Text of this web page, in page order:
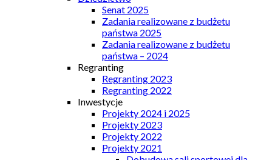
Senat 2025
Zadania realizowane z budżetu
państwa 2025
Zadania realizowane z budżetu
państwa – 2024
Regranting
Regranting 2023
Regranting 2022
Inwestycje
Projekty 2024 i 2025
Projekty 2023
Projekty 2022
Projekty 2021